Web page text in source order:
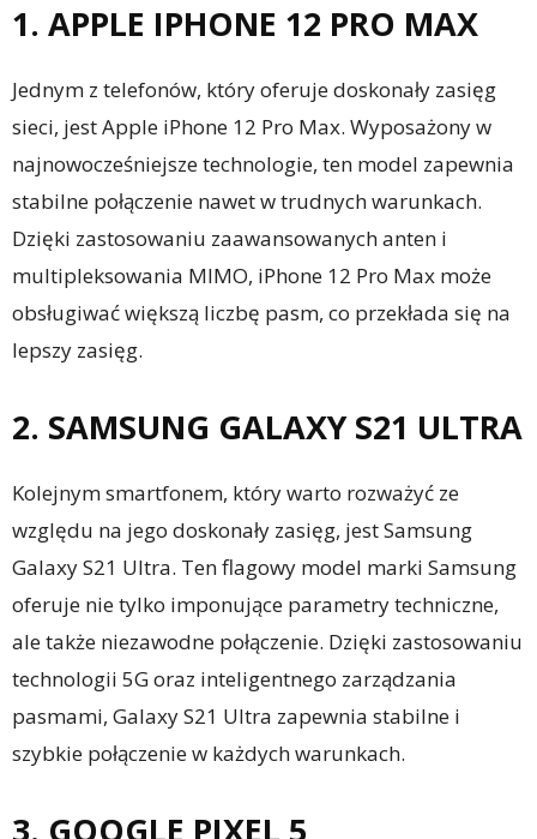
1. APPLE IPHONE 12 PRO MAX
Jednym z telefonów, który oferuje doskonały zasięg
sieci, jest Apple iPhone 12 Pro Max. Wyposażony w
najnowocześniejsze technologie, ten model zapewnia
stabilne połączenie nawet w trudnych warunkach.
Dzięki zastosowaniu zaawansowanych anten i
multipleksowania MIMO, iPhone 12 Pro Max może
obsługiwać większą liczbę pasm, co przekłada się na
lepszy zasięg.
2. SAMSUNG GALAXY S21 ULTRA
Kolejnym smartfonem, który warto rozważyć ze
względu na jego doskonały zasięg, jest Samsung
Galaxy S21 Ultra. Ten flagowy model marki Samsung
oferuje nie tylko imponujące parametry techniczne,
ale także niezawodne połączenie. Dzięki zastosowaniu
technologii 5G oraz inteligentnego zarządzania
pasmami, Galaxy S21 Ultra zapewnia stabilne i
szybkie połączenie w każdych warunkach.